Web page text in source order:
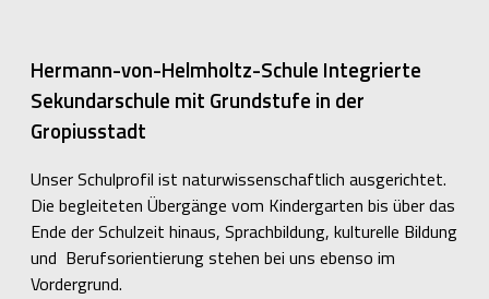
Hermann-von-Helmholtz-Schule Integrierte
Sekundarschule mit Grundstufe in der
Gropiusstadt
Unser Schulprofil ist naturwissenschaftlich ausgerichtet.
Die begleiteten Übergänge vom Kindergarten bis über das
Ende der Schulzeit hinaus, Sprachbildung, kulturelle Bildung
und Berufsorientierung stehen bei uns ebenso im
Vordergrund.